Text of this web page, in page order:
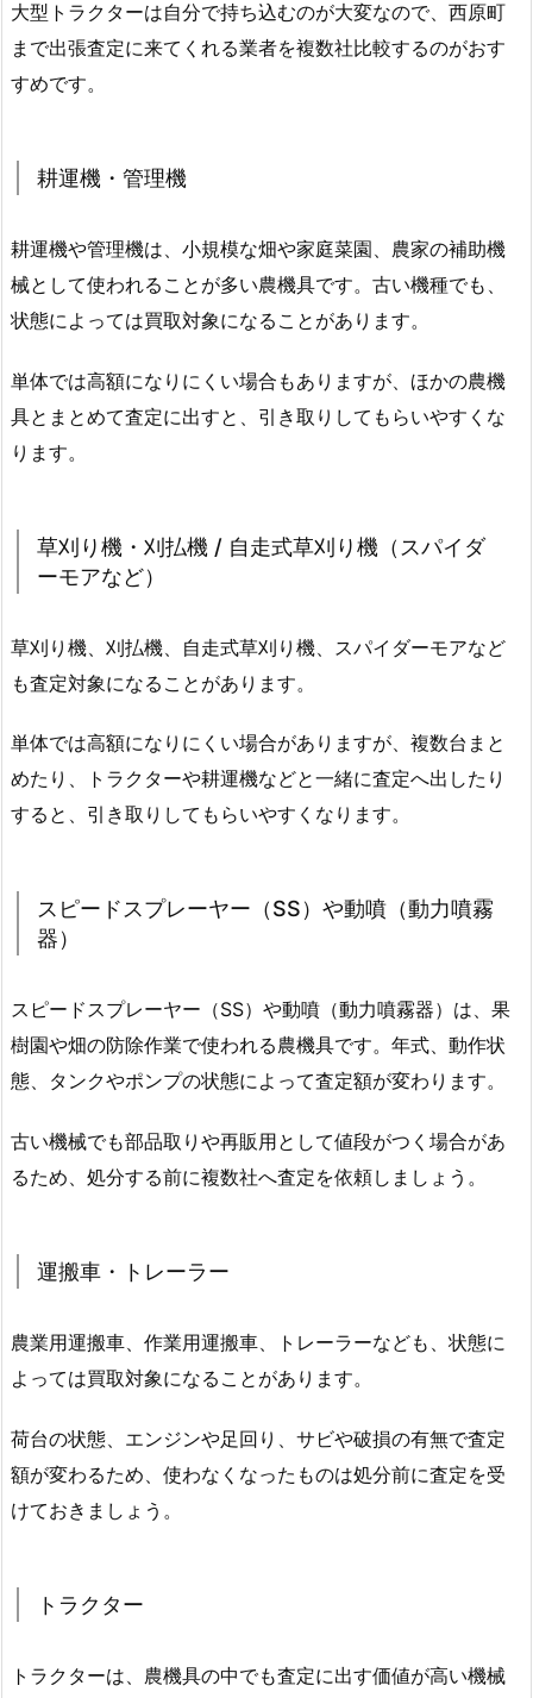
大型トラクターは自分で持ち込むのが大変なので、西原町
まで出張査定に来てくれる業者を複数社比較するのがおす
すめです。
耕運機・管理機
耕運機や管理機は、小規模な畑や家庭菜園、農家の補助機
械として使われることが多い農機具です。古い機種でも、
状態によっては買取対象になることがあります。
単体では高額になりにくい場合もありますが、ほかの農機
具とまとめて査定に出すと、引き取りしてもらいやすくな
ります。
草刈り機・刈払機 / 自走式草刈り機（スパイダ
ーモアなど）
草刈り機、刈払機、自走式草刈り機、スパイダーモアなど
も査定対象になることがあります。
単体では高額になりにくい場合がありますが、複数台まと
めたり、トラクターや耕運機などと一緒に査定へ出したり
すると、引き取りしてもらいやすくなります。
スピードスプレーヤー（SS）や動噴（動力噴霧
器）
スピードスプレーヤー（SS）や動噴（動力噴霧器）は、果
樹園や畑の防除作業で使われる農機具です。年式、動作状
態、タンクやポンプの状態によって査定額が変わります。
古い機械でも部品取りや再販用として値段がつく場合があ
るため、処分する前に複数社へ査定を依頼しましょう。
運搬車・トレーラー
農業用運搬車、作業用運搬車、トレーラーなども、状態に
よっては買取対象になることがあります。
荷台の状態、エンジンや足回り、サビや破損の有無で査定
額が変わるため、使わなくなったものは処分前に査定を受
けておきましょう。
トラクター
トラクターは、農機具の中でも査定に出す価値が高い機械